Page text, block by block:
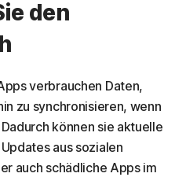
den
verbrauchen Daten,
zu synchronisieren, wenn
können sie aktuelle
aus sozialen
auch schädliche Apps im